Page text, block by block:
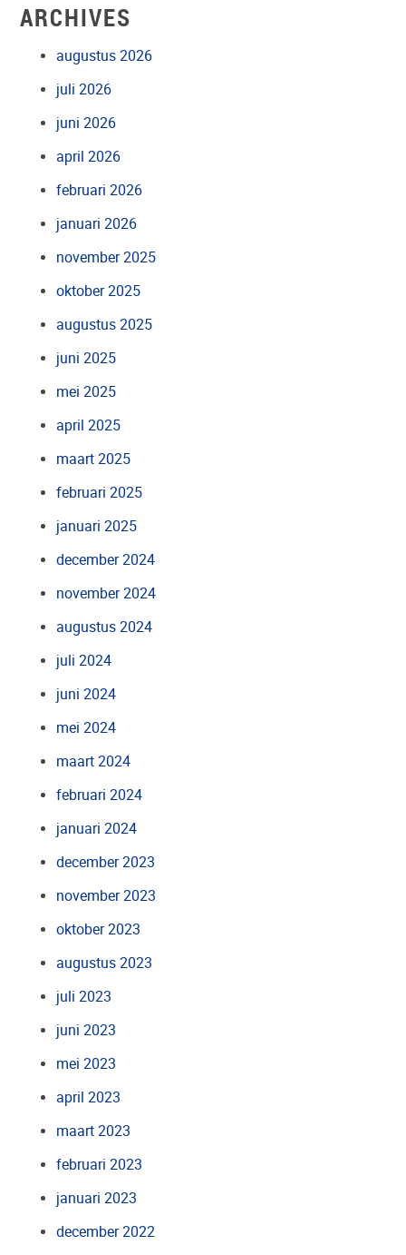
ARCHIVES
augustus 2026
juli 2026
juni 2026
april 2026
februari 2026
januari 2026
november 2025
oktober 2025
augustus 2025
juni 2025
mei 2025
april 2025
maart 2025
februari 2025
januari 2025
december 2024
november 2024
augustus 2024
juli 2024
juni 2024
mei 2024
maart 2024
februari 2024
januari 2024
december 2023
november 2023
oktober 2023
augustus 2023
juli 2023
juni 2023
mei 2023
april 2023
maart 2023
februari 2023
januari 2023
december 2022